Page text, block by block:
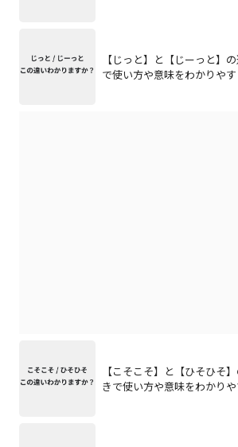
【じっと】と【じーっと】
で使い方や意味をわかりや
【こそこそ】と【ひそひそ
きで使い方や意味をわかり